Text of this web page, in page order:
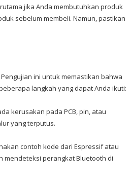
jika Anda membutuhkan produk
sebelum membeli. Namun, pastikan
ini untuk memastikan bahwa
langkah yang dapat Anda ikuti:
kerusakan pada PCB, pin, atau
yang terputus.
contoh kode dari Espressif atau
mendeteksi perangkat Bluetooth di